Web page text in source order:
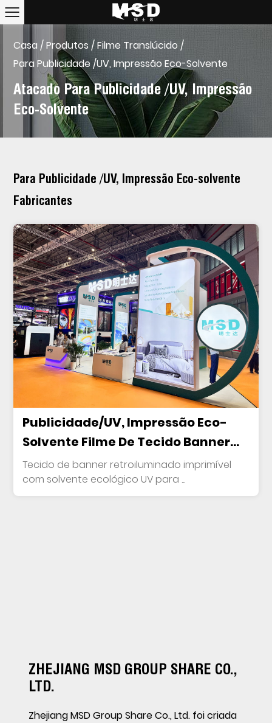
Casa /Produtos/Filme Translúcido /
Para Publicidade /UV, Impressão Eco-Solvente
Atacado Para Publicidade /UV, Impressão
Eco-Solvente
Para Publicidade /UV, Impressão Eco-solvente
Fabricantes
Publicidade/UV, Impressão Eco-
Solvente Filme De Tecido Banner
Retroiluminado
Tecido de banner retroiluminado imprimível
com solvente ecológico UV para ...
ZHEJIANG MSD GROUP SHARE CO.,
LTD.
Zhejiang MSD Group Share Co., Ltd. foi criada